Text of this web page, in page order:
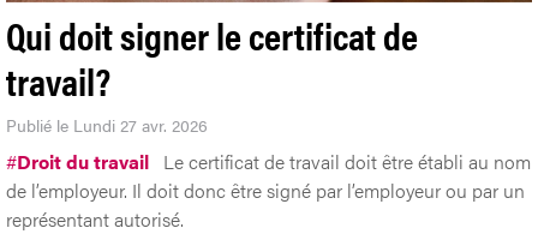
Qui doit signer le certificat de
travail?
Publié le Lundi 27 avr. 2026
#Droit du travail Le certificat de travail doit être établi au nom
de l’employeur. Il doit donc être signé par l’employeur ou par un
représentant autorisé.